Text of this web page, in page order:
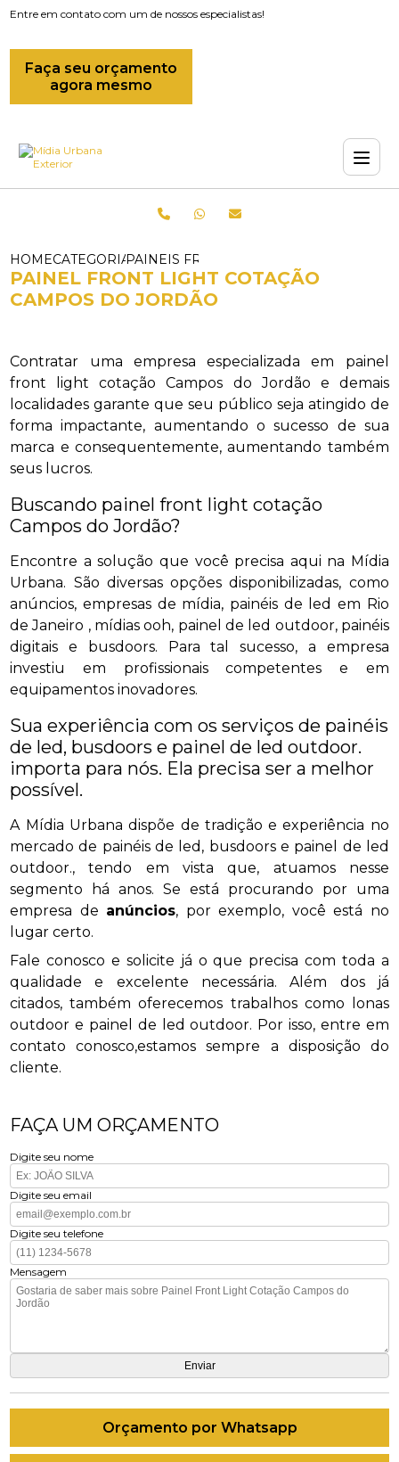
Entre em contato com um de nossos especialistas!
Faça seu orçamento
agora mesmo
HOMECATEGORIASPAINEIS FRONT LIGHT_PAINEL FRONT
PAINEL FRONT LIGHT COTAÇÃO
CAMPOS DO JORDÃO
Contratar uma empresa especializada em painel
front light cotação Campos do Jordão e demais
localidades garante que seu público seja atingido de
forma impactante, aumentando o sucesso de sua
marca e consequentemente, aumentando também
seus lucros.
Buscando painel front light cotação
Campos do Jordão?
Encontre a solução que você precisa aqui na Mídia
Urbana. São diversas opções disponibilizadas, como
anúncios, empresas de mídia, painéis de led em Rio
de Janeiro , mídias ooh, painel de led outdoor, painéis
digitais e busdoors. Para tal sucesso, a empresa
investiu em profissionais competentes e em
equipamentos inovadores.
Sua experiência com os serviços de painéis
de led, busdoors e painel de led outdoor.
importa para nós. Ela precisa ser a melhor
possível.
A Mídia Urbana dispõe de tradição e experiência no
mercado de painéis de led, busdoors e painel de led
outdoor., tendo em vista que, atuamos nesse
segmento há anos. Se está procurando por uma
empresa de anúncios, por exemplo, você está no
lugar certo.
Fale conosco e solicite já o que precisa com toda a
qualidade e excelente necessária. Além dos já
citados, também oferecemos trabalhos como lonas
outdoor e painel de led outdoor. Por isso, entre em
contato conosco,estamos sempre a disposição do
cliente.
FAÇA UM ORÇAMENTO
Digite seu nome
Digite seu email
Digite seu telefone
Mensagem
Orçamento por Whatsapp